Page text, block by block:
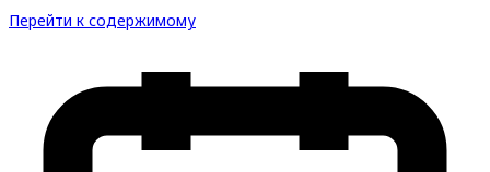
Перейти к содержимому